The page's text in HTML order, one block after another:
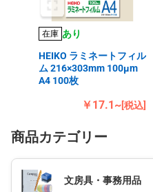
在庫 あり
HEIKO ラミネートフィル
ム 216×303mm 100μm
A4 100枚
￥17.1~[税込]
商品カテゴリー
文房具・事務用品